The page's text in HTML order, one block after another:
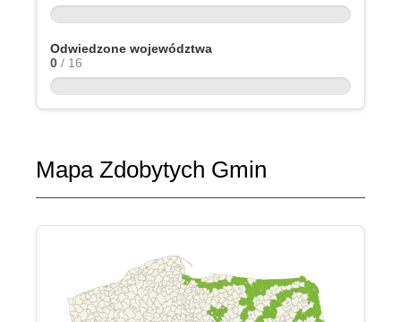
Odwiedzone województwa
0 / 16
Mapa Zdobytych Gmin